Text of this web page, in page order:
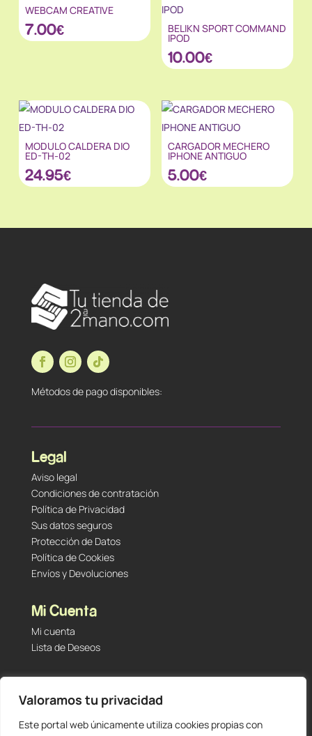
Valoramos tu privacidad
Este portal web únicamente utiliza cookies propias con
WEBCAM CREATIVE
7.00€ BELIKN SPORT COMMAND
IPOD
10.00€
MODULO CALDERA DIO
ED-TH-02
24.95€
CARGADOR MECHERO
IPHONE ANTIGUO
5.00€
Métodos de pago disponibles:
Legal
Aviso legal
Condiciones de contratación
Política de Privacidad
Sus datos seguros
Protección de Datos
Política de Cookies
Envíos y Devoluciones
Mi Cuenta
Mi cuenta
Lista de Deseos
Tu Tienda de Segunda Mano, Sambara #101 (Madrid,
28027 – España)